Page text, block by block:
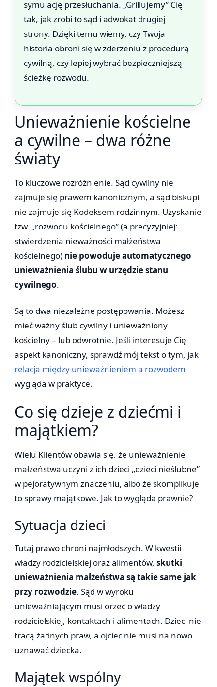
symulację przesłuchania. „Grillujemy” Cię
tak, jak zrobi to sąd i adwokat drugiej
strony. Dzięki temu wiemy, czy Twoja
historia obroni się w zderzeniu z procedurą
cywilną, czy lepiej wybrać bezpieczniejszą
ścieżkę rozwodu.
Unieważnienie kościelne
a cywilne – dwa różne
światy
To kluczowe rozróżnienie. Sąd cywilny nie
zajmuje się prawem kanonicznym, a sąd biskupi
nie zajmuje się Kodeksem rodzinnym. Uzyskanie
tzw. „rozwodu kościelnego” (a precyzyjniej:
stwierdzenia nieważności małżeństwa
kościelnego) nie powoduje automatycznego
unieważnienia ślubu w urzędzie stanu
cywilnego.
Są to dwa niezależne postępowania. Możesz
mieć ważny ślub cywilny i unieważniony
kościelny – lub odwrotnie. Jeśli interesuje Cię
aspekt kanoniczny, sprawdź mój tekst o tym, jak
relacja między unieważnieniem a rozwodem
wygląda w praktyce.
Co się dzieje z dziećmi i
majątkiem?
Wielu Klientów obawia się, że unieważnienie
małżeństwa uczyni z ich dzieci „dzieci nieślubne”
w pejoratywnym znaczeniu, albo że skomplikuje
to sprawy majątkowe. Jak to wygląda prawnie?
Sytuacja dzieci
Tutaj prawo chroni najmłodszych. W kwestii
władzy rodzicielskiej oraz alimentów, skutki
unieważnienia małżeństwa są takie same jak
przy rozwodzie. Sąd w wyroku
unieważniającym musi orzec o władzy
rodzicielskiej, kontaktach i alimentach. Dzieci nie
tracą żadnych praw, a ojciec nie musi na nowo
uznawać dziecka.
Majątek wspólny